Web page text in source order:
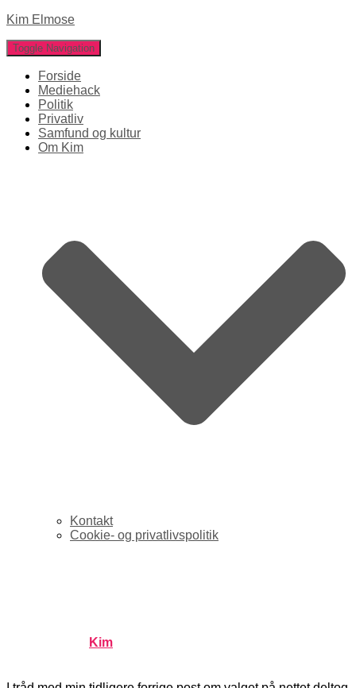
Kim Elmose
Toggle Navigation
Forside
Mediehack
Politik
Privatliv
Samfund og kultur
Om Kim
Kontakt
Cookie- og privatlivspolitik
Kim